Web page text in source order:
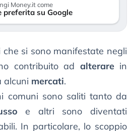
Money.it come
preferita su Google
si sono manifestate negli
contribuito ad alterarein
alcuni mercati.
comuni sono saliti tanto da
e altri sono diventati
In particolare, lo scoppio